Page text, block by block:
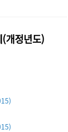
개정년도)